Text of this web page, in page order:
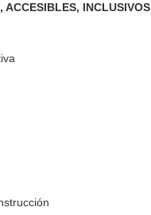
INCLUSIVOS